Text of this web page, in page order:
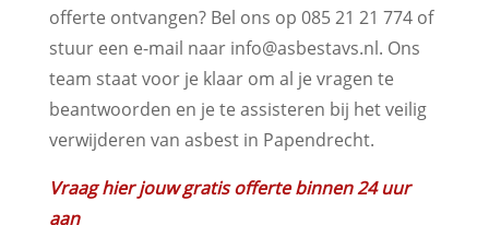
offerte ontvangen? Bel ons op 085 21 21 774 of
stuur een e-mail naar info@asbestavs.nl. Ons
team staat voor je klaar om al je vragen te
beantwoorden en je te assisteren bij het veilig
verwijderen van asbest in Papendrecht.
Vraag hier jouw gratis offerte binnen 24 uur
aan